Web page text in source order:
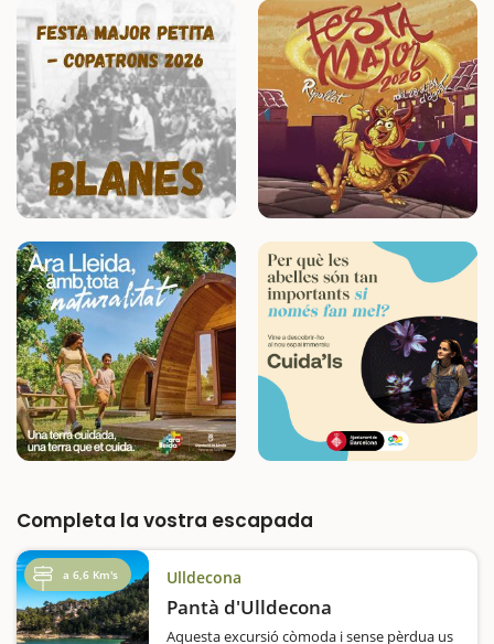
Completa la vostra escapada
a 6,6 Km's Ulldecona
Pantà d'Ulldecona
Aquesta excursió còmoda i sense pèrdua us